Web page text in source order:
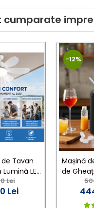
gheata
voluminoase
cumparate
Tavan
LED
Lei
Lei
-12%
Mașină
de
kg/zi,
Panou